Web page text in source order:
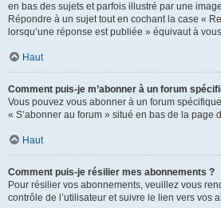
en bas des sujets et parfois illustré par une
Répondre à un sujet tout en cochant la case «
lorsqu’une réponse est publiée » équivaut à
Haut
Comment puis-je m’abonner à un forum
Vous pouvez vous abonner à un forum
« S’abonner au forum » situé en bas de la page
Haut
Comment puis-je résilier mes abonnements ?
Pour résilier vos abonnements, veuillez vous
contrôle de l’utilisateur et suivre le lien vers vos